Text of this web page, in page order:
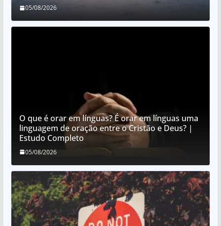
05/08/2026
O que é orar em línguas? É orar em línguas uma
linguagem de oração entre o Cristão e Deus? |
Estudo Completo
05/08/2026